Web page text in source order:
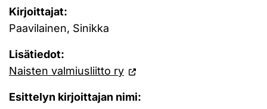
Kirjoittajat:
Paavilainen, Sinikka
Lisätiedot:
Naisten valmiusliitto ry
Esittelyn kirjoittajan nimi: